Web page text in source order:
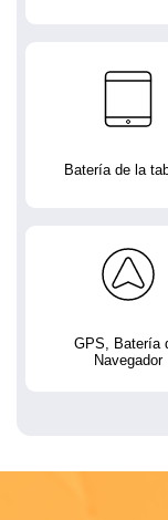
Batería de la
GPS, Batería
Navegador